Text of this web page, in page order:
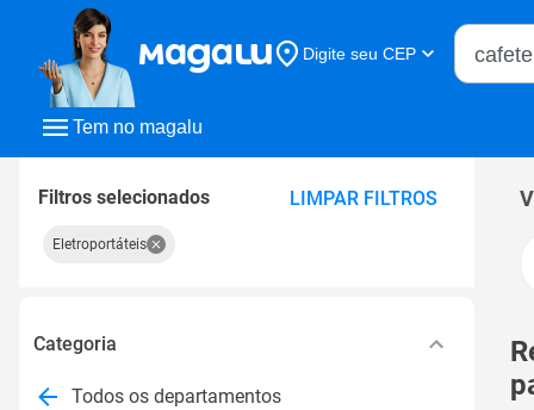
Tem no magalu
Digite seu CEP
Buscar
Filtros selecionados LIMPAR FILTROS
Eletroportáteis
Categoria
Todos os departamentos